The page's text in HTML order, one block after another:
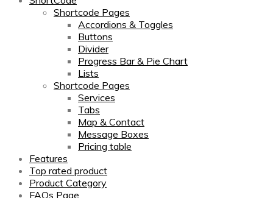
Shortcode Pages
Accordions & Toggles
Buttons
Divider
Progress Bar & Pie Chart
Lists
Shortcode Pages
Services
Tabs
Map & Contact
Message Boxes
Pricing table
Features
Top rated product
Product Category
FAQs Page